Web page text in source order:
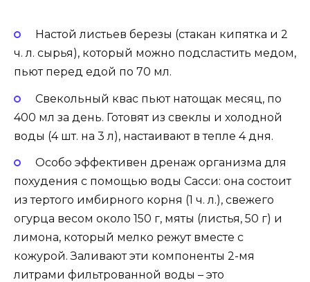
Настой листьев березы (стакан кипятка и 2
ч. л. сырья), который можно подсластить медом,
пьют перед едой по 70 мл.
Свекольный квас пьют натощак месяц, по
400 мл за день. Готовят из свеклы и холодной
воды (4 шт. на 3 л), настаивают в тепле 4 дня.
Особо эффективен дренаж организма для
похудения с помощью воды Сасси: она состоит
из тертого имбирного корня (1 ч. л.), свежего
огурца весом около 150 г, мяты (листья, 50 г) и
лимона, который мелко режут вместе с
кожурой. Заливают эти компоненты 2-мя
литрами фильтрованной воды – это